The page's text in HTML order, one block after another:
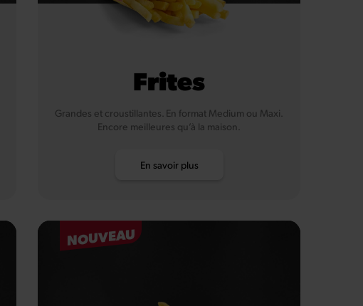
Frites
Grandes et croustillantes. En format Medium ou Maxi.
Encore meilleures qu’à la maison.
En savoir plus
NOUVEAU